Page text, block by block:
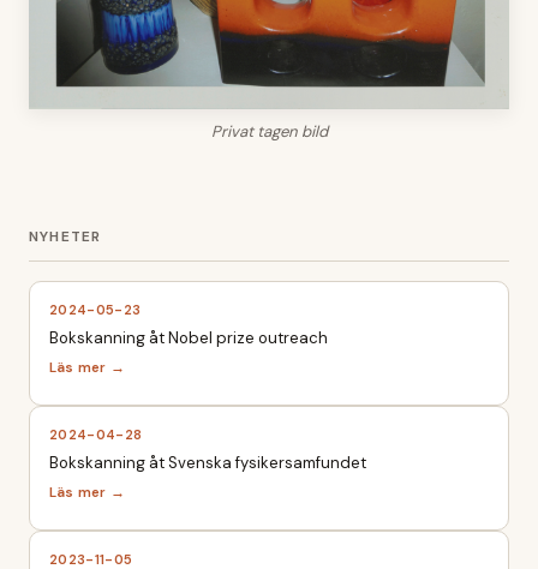
Privat tagen bild
2024-05-23
Bokskanning åt Nobel prize outreach
2024-04-28
Bokskanning åt Svenska fysikersamfundet
2023-11-05